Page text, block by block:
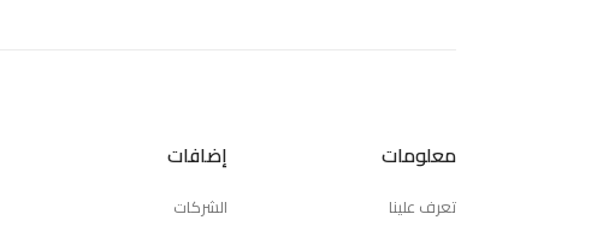
معلومات
تعرف علينا
إضافات
الشركات